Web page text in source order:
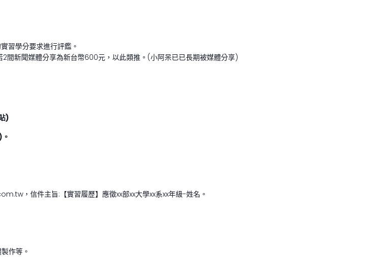
習學分要求進行評鑑。
間新聞媒體分享為新台幣600元，以此類推。(小阿呆已已長期被媒體分享)
)
，信件主旨:【實習履歷】應徵xx部xx大學xx系xx年級-姓名。
作等。